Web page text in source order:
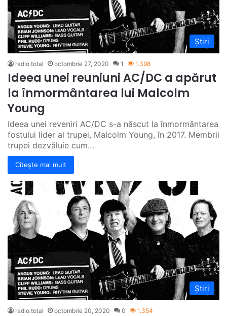
Știri
radio.total octombrie 27, 2020 1 1.398
Ideea unei reuniuni AC/DC a apărut
la înmormântarea lui Malcolm
Young
Ideea unei reveniri AC/DC s-a născut la înmormântarea
fostului lider al trupei, Malcolm Young, în 2017. Membrii
trupei dezvăluie cum…
Citește mai mult
Știri
radio.total octombrie 20, 2020 0 1.354